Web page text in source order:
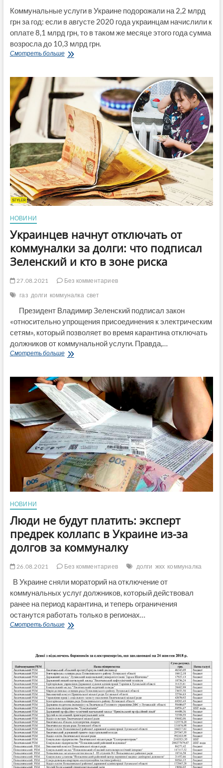
Коммунальные услуги в Украине подорожали на 2,2 млрд
грн за год: если в августе 2020 года украинцам начислили к
оплате 8,1 млрд грн, то в таком же месяце этого года сумма
возросла до 10,3 млрд грн.
Смотреть большеУкраинцы
за
газ
и
тепло
НОВИНИ
Украинцев начнут отключать от
коммуналки за долги: что подписал
Зеленский и кто в зоне риска
27.08.2021
Без комментариев
газ долги коммуналка свет
Президент Владимир Зеленский подписал закон
«относительно упрощения присоединения к электрическим
сетям», который позволяет во время карантина отключать
должников от коммунальной услуги. Правда,…
Смотреть большеУкраинцев
от
коммуналки
за
долги:
что
подписал
Зеленский
и
кто
в
зоне
риска
НОВИНИ
Люди не будут платить: эксперт
предрек коллапс в Украине из-за
долгов за коммуналку
26.08.2021 Без комментариев долги жкх коммуналка
В Украине сняли мораторий на отключение от
коммунальных услуг должников, который действовал
ранее на период карантина, и теперь ограничения
останутся работать только в регионах…
Смотреть большеЛюди
эксперт
предрек
коллапс
в
Украине
из-
за
долгов
за
коммуналку